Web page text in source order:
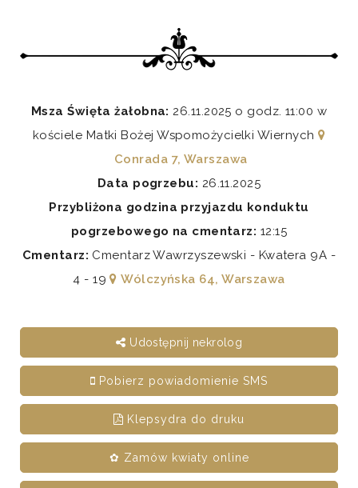
Msza Święta żałobna: 26.11.2025 o godz. 11:00 w
kościele Matki Bożej Wspomożycielki Wiernych
Conrada 7, Warszawa
Data pogrzebu: 26.11.2025
Przybliżona godzina przyjazdu konduktu
pogrzebowego na cmentarz: 12:15
Cmentarz: Cmentarz Wawrzyszewski - Kwatera 9A -
4 - 19
Wólczyńska 64, Warszawa
Udostępnij nekrolog
Pobierz powiadomienie SMS
Klepsydra do druku
✿ Zamów kwiaty online